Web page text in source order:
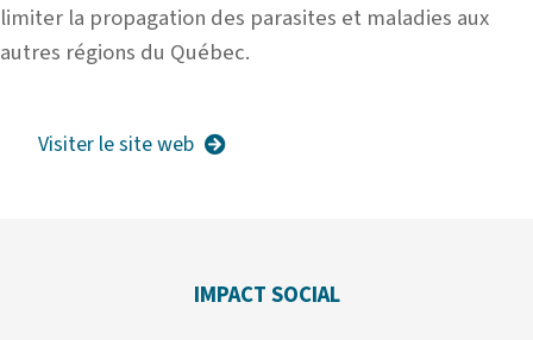
limiter la propagation des parasites et maladies aux
autres régions du Québec.
Visiter le site web
IMPACT SOCIAL